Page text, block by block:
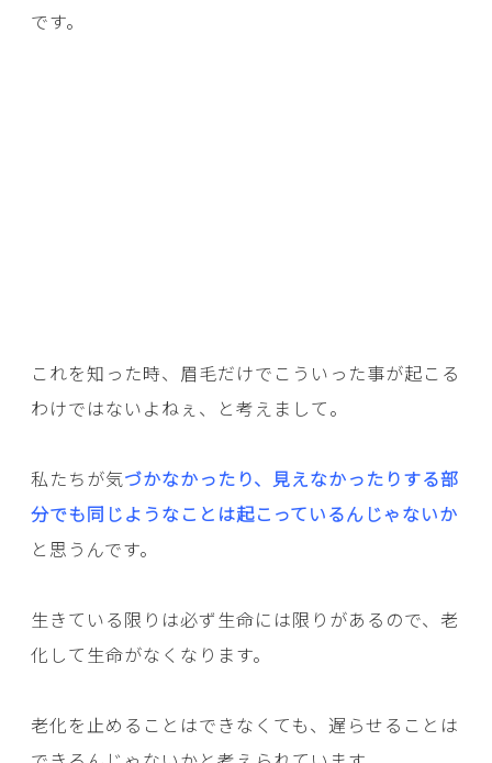
です。
これを知った時、眉毛だけでこういった事が起こる
わけではないよねぇ、と考えまして。
私たちが気づかなかったり、見えなかったりする部
分でも同じようなことは起こっているんじゃないか
と思うんです。
生きている限りは必ず生命には限りがあるので、老
化して生命がなくなります。
老化を止めることはできなくても、遅らせることは